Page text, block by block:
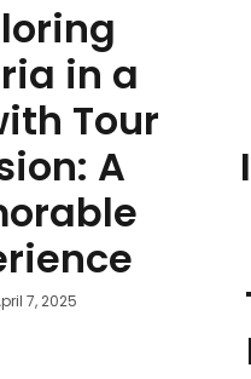
in a
Tour
A
7, 2025